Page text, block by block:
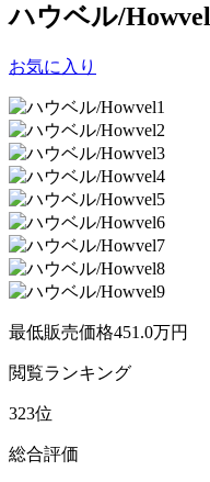
ハウベル/Howvel
お気に入り
最低販売価格451.0万円
閲覧ランキング
323位
総合評価